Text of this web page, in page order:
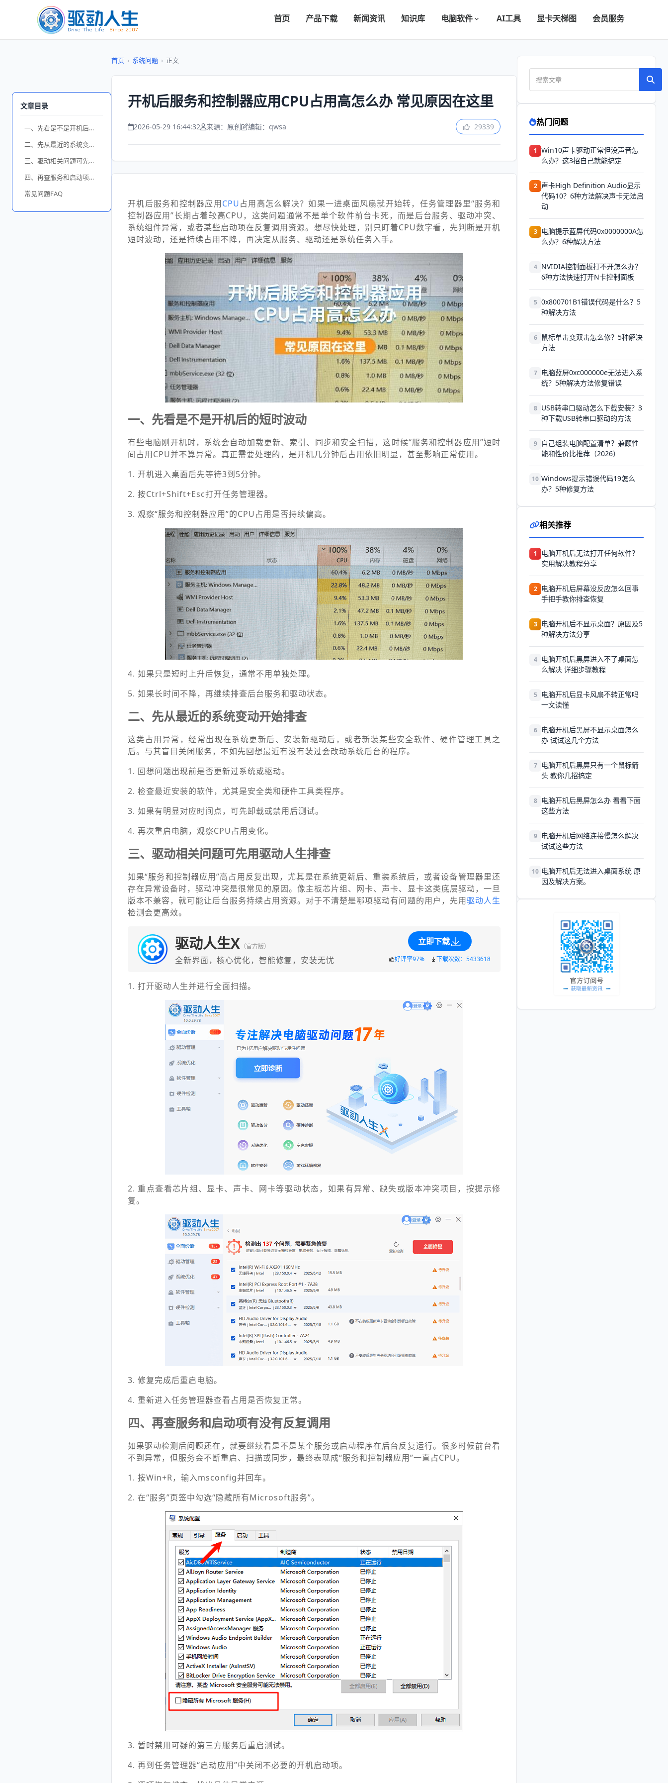
首页 产品下载 新闻资讯 知识库 电脑软件 AI工具 显卡天梯图 会员服务
文章目录
一、先看是不是开机后的短时波动
二、先从最近的系统变动开始排查
三、驱动相关问题可先用驱动人生排查
四、再查服务和启动项有没有反复调用
常见问题FAQ
首页 › 系统问题 › 正文
开机后服务和控制器应用CPU占用高怎么办 常见原因在这里
2026-05-29 16:44:32 来源：原创 编辑：qwsa 29339
开机后服务和控制器应用CPU占用高怎么解决？如果一进桌面风扇就开始转，任务管理器里“服务和
控制器应用”长期占着较高CPU，这类问题通常不是单个软件前台卡死，而是后台服务、驱动冲突、
系统组件异常，或者某些启动项在反复调用资源。想尽快处理，别只盯着CPU数字看，先判断是开机
短时波动，还是持续占用不降，再决定从服务、驱动还是系统任务入手。
一、先看是不是开机后的短时波动
有些电脑刚开机时，系统会自动加载更新、索引、同步和安全扫描，这时候“服务和控制器应用”短时
间占用CPU并不算异常。真正需要处理的，是开机几分钟后占用依旧明显，甚至影响正常使用。
1. 开机进入桌面后先等待3到5分钟。
2. 按Ctrl+Shift+Esc打开任务管理器。
3. 观察“服务和控制器应用”的CPU占用是否持续偏高。
4. 如果只是短时上升后恢复，通常不用单独处理。
5. 如果长时间不降，再继续排查后台服务和驱动状态。
二、先从最近的系统变动开始排查
这类占用异常，经常出现在系统更新后、安装新驱动后，或者新装某些安全软件、硬件管理工具之
后。与其盲目关闭服务，不如先回想最近有没有装过会改动系统后台的程序。
1. 回想问题出现前是否更新过系统或驱动。
2. 检查最近安装的软件，尤其是安全类和硬件工具类程序。
3. 如果有明显对应时间点，可先卸载或禁用后测试。
4. 再次重启电脑，观察CPU占用变化。
三、驱动相关问题可先用驱动人生排查
如果“服务和控制器应用”高占用反复出现，尤其是在系统更新后、重装系统后，或者设备管理器里还
存在异常设备时，驱动冲突是很常见的原因。像主板芯片组、网卡、声卡、显卡这类底层驱动，一旦
版本不兼容，就可能让后台服务持续占用资源。对于不清楚是哪项驱动有问题的用户，先用驱动人生
检测会更高效。
驱动人生X （官方版）
全新界面，核心优化，智能修复，安装无忧
立即下载
好评率97% 下载次数：5433618
1. 打开驱动人生并进行全面扫描。
2. 重点查看芯片组、显卡、声卡、网卡等驱动状态，如果有异常、缺失或版本冲突项目，按提示修
复。
3. 修复完成后重启电脑。
4. 重新进入任务管理器查看占用是否恢复正常。
四、再查服务和启动项有没有反复调用
如果驱动检测后问题还在，就要继续看是不是某个服务或启动程序在后台反复运行。很多时候前台看
不到异常，但服务会不断重启、扫描或同步，最终表现成“服务和控制器应用”一直占CPU。
1. 按Win+R，输入msconfig并回车。
2. 在“服务”页签中勾选“隐藏所有Microsoft服务”。
3. 暂时禁用可疑的第三方服务后重启测试。
4. 再到任务管理器“启动应用”中关闭不必要的开机启动项。
热门问题
1 Win10声卡驱动正常但没声音怎
么办？这3招自己就能搞定
2 声卡High Definition Audio显示
代码10？6种方法解决声卡无法启
动
3 电脑提示蓝屏代码0x0000000A怎
么办？6种解决方法
4 NVIDIA控制面板打不开怎么办？
6种方法快速打开N卡控制面板
5 0x800701B1错误代码是什么？5
种解决方法
6
鼠标单击变双击怎么修？5种解决
方法
7 电脑蓝屏0xc000000e无法进入系
统？5种解决方法修复错误
8 USB转串口驱动怎么下载安装？3
种下载USB转串口驱动的方法
9
自己组装电脑配置清单？兼顾性
能和性价比推荐（2026）
10 Windows提示错误代码19怎么
办？5种修复方法
相关推荐
1
电脑开机后无法打开任何软件？
实用解决教程分享
2 电脑开机后屏幕没反应怎么回事
手把手教你排查恢复
3 电脑开机后不显示桌面？原因及5
种解决方法分享
4 电脑开机后黑屏进入不了桌面怎
么解决 详细步骤教程
5 电脑开机后显卡风扇不转正常吗
一文读懂
6 电脑开机后黑屏不显示桌面怎么
办 试试这几个方法
7 电脑开机后黑屏只有一个鼠标箭
头 教你几招搞定
8 电脑开机后黑屏怎么办 看看下面
这些方法
9 电脑开机后网络连接慢怎么解决
试试这些方法
10 电脑开机后无法进入桌面系统 原
因及解决方案。